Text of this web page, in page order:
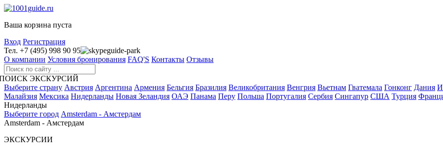
Ваша корзина пуста
Вход Регистрация
Тел. +7 (495) 998 90 95
guide-park
О компании Условия бронирования FAQ'S Контакты Отзывы
ЭКСКУРСИЙ
Выберите страну Австрия Аргентина Армения Бельгия Бразилия Великобритания Венгрия Вьетнам Гватемала Гонконг Дания
Малайзия Мексика Нидерланды Новая Зеландия ОАЭ Панама Перу Польша Португалия Сербия Сингапур США Турция
Нидерланды
Выберите город Amsterdam - Амстердам
Amsterdam - Амстердам
ЭКСКУРСИИ